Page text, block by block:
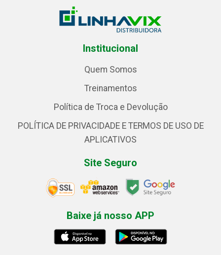
Institucional
Quem Somos
Treinamentos
Política de Troca e Devolução
POLÍTICA DE PRIVACIDADE E TERMOS DE USO DE
APLICATIVOS
Site Seguro
Baixe já nosso APP